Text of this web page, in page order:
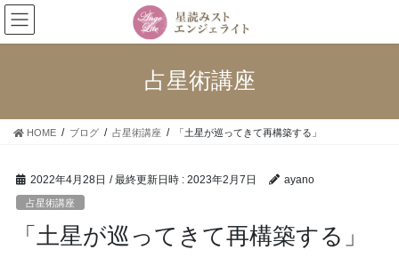
コ
ン
テ
ス
ナ
ビ
ゲ
ン
占星術講座
HOME ブログ 占星術講座 「土星が巡ってきて再構築する」
2022年4月28日 / 最終更新日時 : 2023年2月7日 ayano
占星術講座
「土星が巡ってきて再構築する」